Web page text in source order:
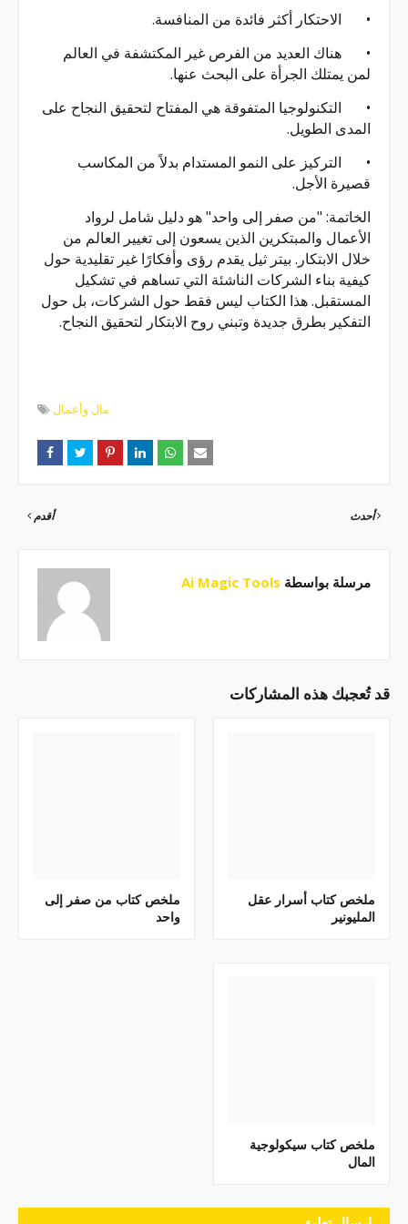
•
الاحتكار أكثر فائدة من المنافسة.
•
هناك العديد من الفرص غير المكتشفة في العالم
لمن يمتلك الجرأة على البحث عنها.
•
التكنولوجيا المتفوقة هي المفتاح لتحقيق النجاح على
المدى الطويل.
•
التركيز على النمو المستدام بدلاً من المكاسب
قصيرة الأجل.
الخاتمة: "من صفر إلى واحد" هو دليل شامل لرواد
الأعمال والمبتكرين الذين يسعون إلى تغيير العالم من
خلال الابتكار. بيتر ثيل يقدم رؤى وأفكارًا غير تقليدية حول
كيفية بناء الشركات الناشئة التي تساهم في تشكيل
المستقبل. هذا الكتاب ليس فقط حول الشركات، بل حول
التفكير بطرق جديدة وتبني روح الابتكار لتحقيق النجاح.
مال وأعمال
أحدث أقدم
مرسلة بواسطة
قد تُعجبك هذه المشاركات
ملخص كتاب أسرار عقل
المليونير
ملخص كتاب من صفر إلى
واحد
ملخص كتاب سيكولوجية
المال